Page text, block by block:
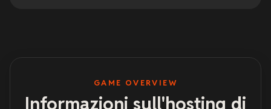
GAME OVERVIEW
Informazioni sull'hosting di